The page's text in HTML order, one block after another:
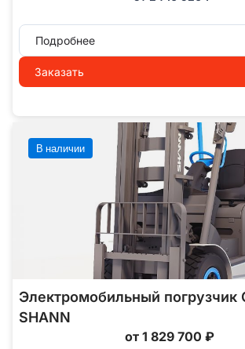
Подробнее
Заказать
В наличии
Электромобильный погрузчик
SHANN
от 1 829 700 ₽